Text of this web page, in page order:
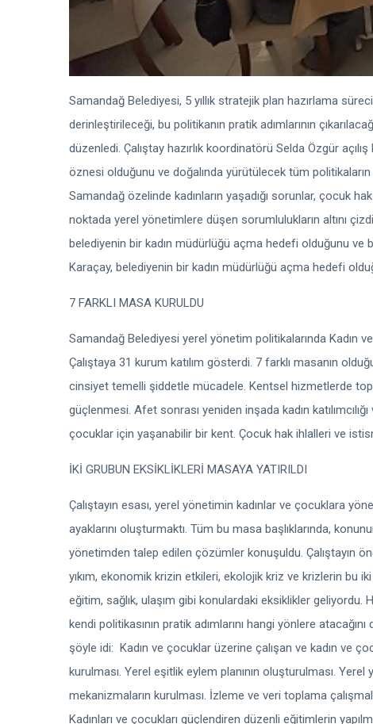
Samandağ Belediyesi, 5 yıllık stratejik plan hazırlama
derinleştirileceği, bu politikanın pratik adımlarının
düzenledi. Çalıştay hazırlık koordinatörü Selda Özgür
öznesi olduğunu ve doğalında yürütülecek tüm
Samandağ özelinde kadınların yaşadığı sorunlar, çocuk
noktada yerel yönetimlere düşen sorumlulukların altını
belediyenin bir kadın müdürlüğü açma hedefi olduğunu ve
Karaçay, belediyenin bir kadın müdürlüğü açma hedefi
7 FARKLI MASA KURULDU
Samandağ Belediyesi yerel yönetim politikalarında Kadın
Çalıştaya 31 kurum katılım gösterdi. 7 farklı masanın
cinsiyet temelli şiddetle mücadele. Kentsel hizmetlerde
güçlenmesi. Afet sonrası yeniden inşada kadın
çocuklar için yaşanabilir bir kent. Çocuk hak ihlalleri ve
İKİ GRUBUN EKSİKLİKLERİ MASAYA YATIRILDI
Çalıştayın esası, yerel yönetimin kadınlar ve çocuklara
ayaklarını oluşturmaktı. Tüm bu masa başlıklarında,
yönetimden talep edilen çözümler konuşuldu. Çalıştayın
yıkım, ekonomik krizin etkileri, ekolojik kriz ve krizlerin bu
eğitim, sağlık, ulaşım gibi konulardaki eksiklikler geliyordu.
kendi politikasının pratik adımlarını hangi yönlere
şöyle idi: Kadın ve çocuklar üzerine çalışan ve kadın ve
kurulması. Yerel eşitlik eylem planının oluşturulması. Yerel
mekanizmaların kurulması. İzleme ve veri toplama
Kadınları ve çocukları güçlendiren düzenli eğitimlerin